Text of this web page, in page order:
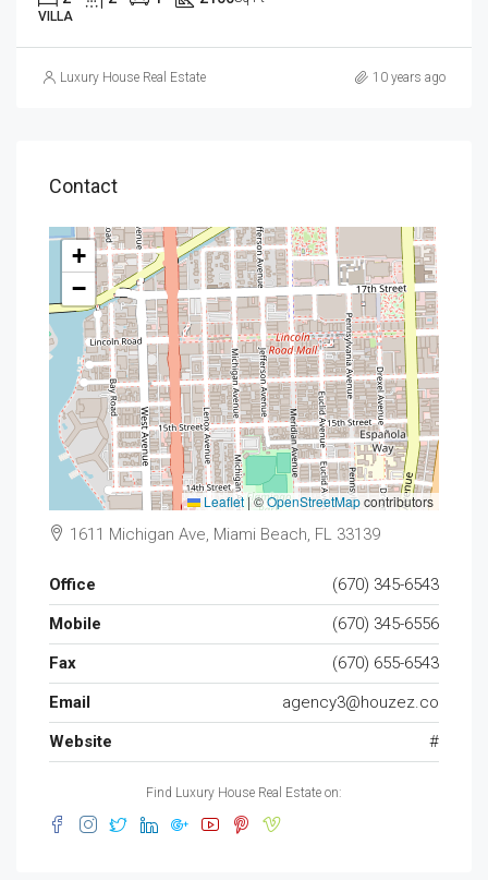
VILLA
Luxury House Real Estate 10 years ago
Contact
+
−
Leaflet|©OpenStreetMapcontributors
1611 Michigan Ave, Miami Beach, FL 33139
Office
(670) 345-6543
Mobile
(670) 345-6556
Fax
(670) 655-6543
Email
agency3@houzez.co
Website
#
Find Luxury House Real Estate on: